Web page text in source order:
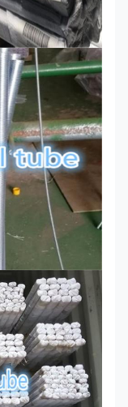
105 18
95 17
85 16